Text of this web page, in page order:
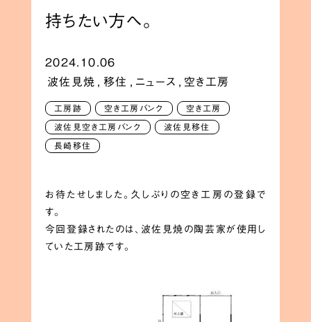
持ちたい方へ。
2024.10.06
波佐見焼
移住 ニュース 空き工房
工房跡 空き工房バンク 空き工房
波佐見空き工房バンク 波佐見移住
長崎移住
お待たせしました。久しぶりの空き工房の登録で
す。
今回登録されたのは、波佐見焼の陶芸家が使用し
ていた工房跡です。